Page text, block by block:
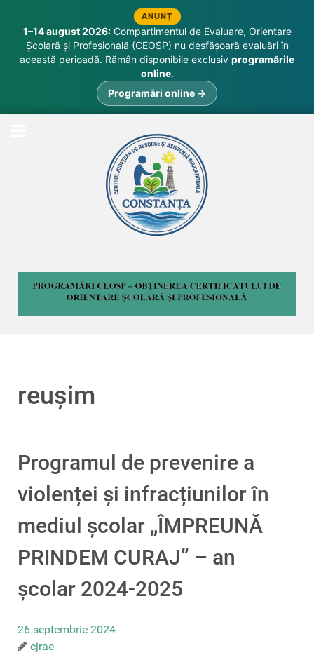
ANUNȚ
1–14 august 2026:Compartimentul de Evaluare, Orientare
Școlară și Profesională (CEOSP) nu desfășoară evaluări în
această perioadă. Rămân disponibile exclusiv programările
online.
Programări online →
reușim
Programul de prevenire a
violenței și infracțiunilor în
mediul școlar „ÎMPREUNĂ
PRINDEM CURAJ” – an
școlar 2024-2025
26 septembrie 2024
cjrae